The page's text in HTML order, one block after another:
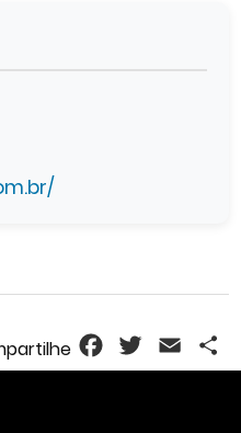
FacebookTwitterEmail